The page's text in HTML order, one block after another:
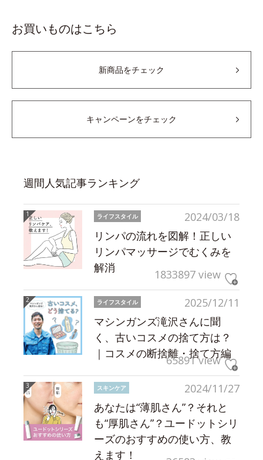
お買いものはこちら
新商品をチェック
キャンペーンをチェック
週間人気記事ランキング
2024/03/18
ライフスタイル
リンパの流れを図解！正しい
リンパマッサージでむくみを
解消
1833897 view
2025/12/11
ライフスタイル
マシンガンズ滝沢さんに聞
く、古いコスメの捨て方は？
｜コスメの断捨離・捨て方編
65891 view
2024/11/27
スキンケア
あなたは“薄肌さん”？それと
も“厚肌さん”？ユードットシリ
ーズのおすすめの使い方、教
えます！